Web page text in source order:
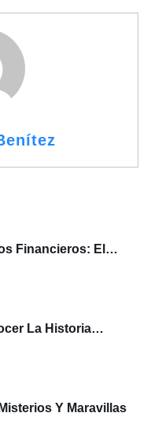
Financieros: El…
La Historia…
Y Maravillas